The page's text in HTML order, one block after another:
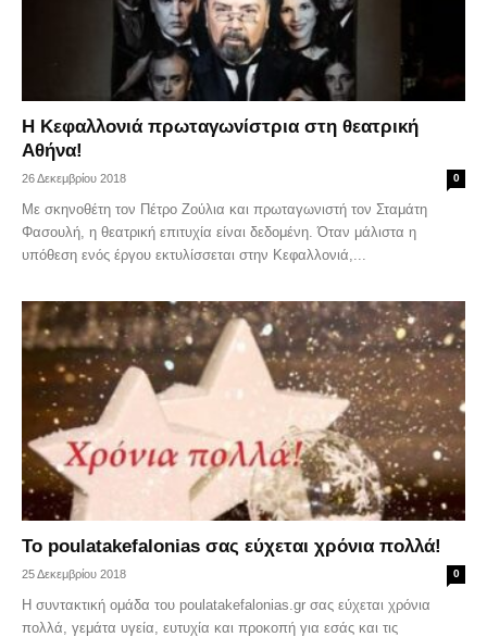
Η Κεφαλλονιά πρωταγωνίστρια στη θεατρική
Αθήνα!
26 Δεκεμβρίου 2018 0
Με σκηνοθέτη τον Πέτρο Ζούλια και πρωταγωνιστή τον Σταμάτη
Φασουλή, η θεατρική επιτυχία είναι δεδομένη. Όταν μάλιστα η
υπόθεση ενός έργου εκτυλίσσεται στην Κεφαλλονιά,...
Το poulatakefalonias σας εύχεται χρόνια πολλά!
25 Δεκεμβρίου 2018 0
Η συντακτική ομάδα του poulatakefalonias.gr σας εύχεται χρόνια
πολλά, γεμάτα υγεία, ευτυχία και προκοπή για εσάς και τις